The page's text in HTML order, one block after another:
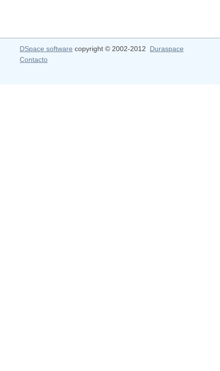
DSpace software copyright © 2002-2012 Duraspace
Contacto